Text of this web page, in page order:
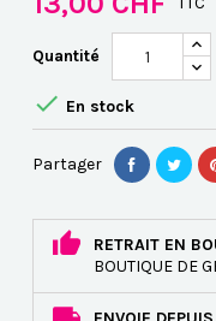
Quantité
 En stock
Partager
RETRAIT EN
BOUTIQUE DE